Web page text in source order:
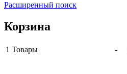
Расширенный поиск
Корзина
1 Товары -